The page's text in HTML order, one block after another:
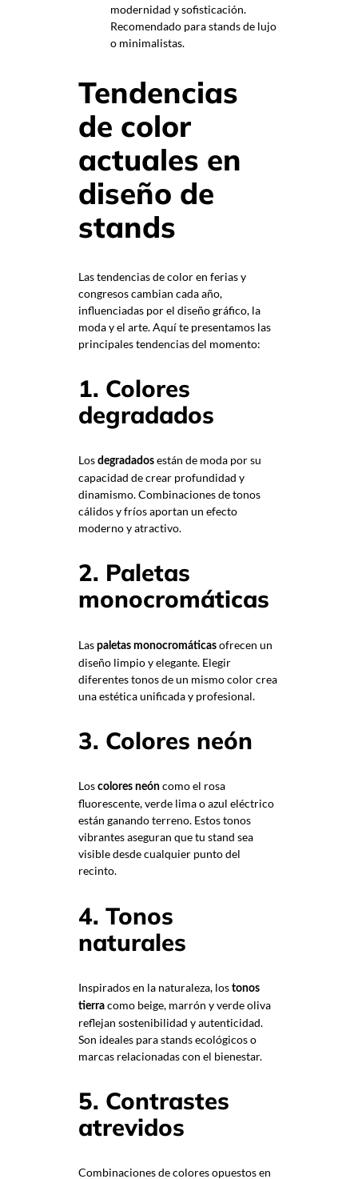
modernidad y sofisticación.
Recomendado para stands de lujo
o minimalistas.
Tendencias
de color
actuales en
diseño de
stands
Las tendencias de color en ferias y
congresos cambian cada año,
influenciadas por el diseño gráfico, la
moda y el arte. Aquí te presentamos las
principales tendencias del momento:
1. Colores
degradados
Los degradados están de moda por su
capacidad de crear profundidad y
dinamismo. Combinaciones de tonos
cálidos y fríos aportan un efecto
moderno y atractivo.
2. Paletas
monocromáticas
Las paletas monocromáticas ofrecen un
diseño limpio y elegante. Elegir
diferentes tonos de un mismo color crea
una estética unificada y profesional.
3. Colores neón
Los colores neón como el rosa
fluorescente, verde lima o azul eléctrico
están ganando terreno. Estos tonos
vibrantes aseguran que tu stand sea
visible desde cualquier punto del
recinto.
4. Tonos
naturales
Inspirados en la naturaleza, los tonos
tierra como beige, marrón y verde oliva
reflejan sostenibilidad y autenticidad.
Son ideales para stands ecológicos o
marcas relacionadas con el bienestar.
5. Contrastes
atrevidos
Combinaciones de colores opuestos en